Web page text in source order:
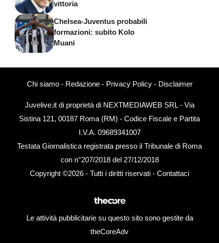
vittoria
Chelsea-Juventus probabili
formazioni: subito Kolo
Muani
Chi siamo- Redazione- Privacy Policy- Disclaimer
Juvelive.it di proprietà di NEXTMEDIAWEB SRL - Via
Sistina 121, 00187 Roma (RM) - Codice Fiscale e Partita
I.V.A. 09689341007
Testata Giornalistica registrata presso il Tribunale di Roma
con n°207/2018 del 27/12/2018
Copyright ©2026 - Tutti i diritti riservati - Contattaci
Le attività pubblicitarie su questo sito sono gestite da
theCoreAdv